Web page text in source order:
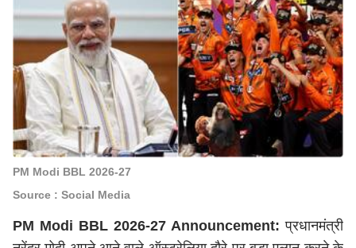
PM Modi BBL 2026-27
Source : Social Media
PM Modi BBL 2026-27 Announcement: प्रधानमंत्री